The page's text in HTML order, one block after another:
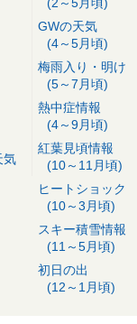
気
GWの天気
(4～5月頃)
梅雨入り・明け
(5～7月頃)
熱中症情報
(4～9月頃)
紅葉見頃情報
(10～11月頃)
ヒートショック
(10～3月頃)
スキー積雪情報
(11～5月頃)
初日の出
(12～1月頃)